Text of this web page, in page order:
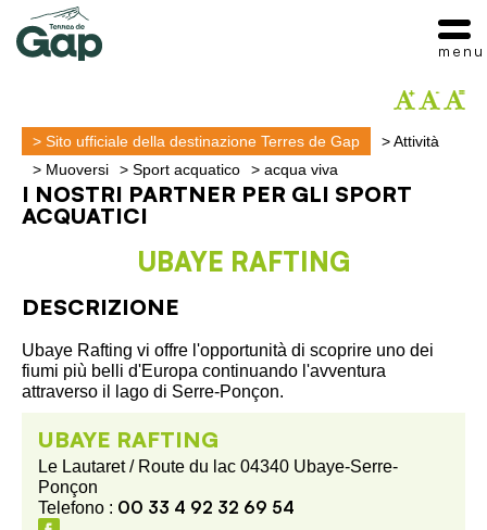
> Sito ufficiale della destinazione Terres de Gap >Attività
> Muoversi > Sport acquatico > acqua viva
I NOSTRI PARTNER PER GLI SPORT
ACQUATICI
UBAYE RAFTING
DESCRIZIONE
Ubaye Rafting vi offre l'opportunità di scoprire uno dei
fiumi più belli d'Europa continuando l'avventura
attraverso il lago di Serre-Ponçon.
UBAYE RAFTING
Le Lautaret / Route du lac 04340 Ubaye-Serre-
Ponçon
Telefono : 00 33 4 92 32 69 54
menu